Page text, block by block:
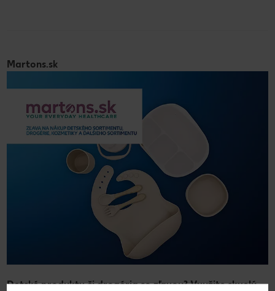
Martons.sk
Detské produkty či drogéria so zľavou? Využite skvelú